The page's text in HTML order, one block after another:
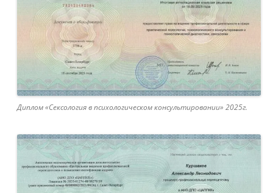
Диплом «Сексология в психологическом консультировании» 2025г.